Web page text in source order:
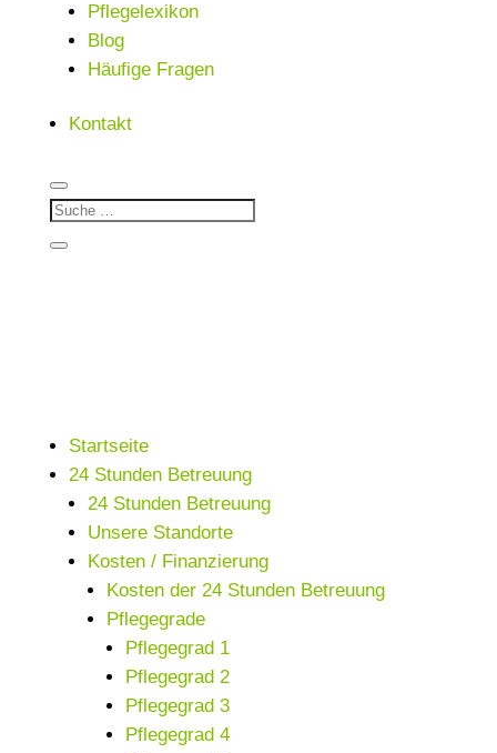
Pflegelexikon
Blog
Häufige Fragen
Kontakt
Startseite
24 Stunden Betreuung
24 Stunden Betreuung
Unsere Standorte
Kosten / Finanzierung
Kosten der 24 Stunden Betreuung
Pflegegrade
Pflegegrad 1
Pflegegrad 2
Pflegegrad 3
Pflegegrad 4